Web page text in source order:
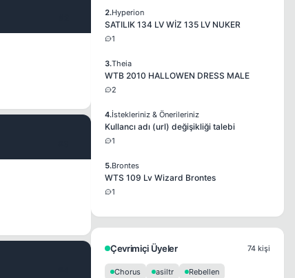
2.Hyperion
SATILIK 134 LV WİZ 135 LV NUKER
1
3.Theia
WTB 2010 HALLOWEN DRESS MALE
2
4.İstekleriniz & Önerileriniz
Kullancı adı (url) değişikliği talebi
1
5.Brontes
WTS 109 Lv Wizard Brontes
1
Çevrimiçi Üyeler 74 kişi
Chorus asiltr
Rebellen